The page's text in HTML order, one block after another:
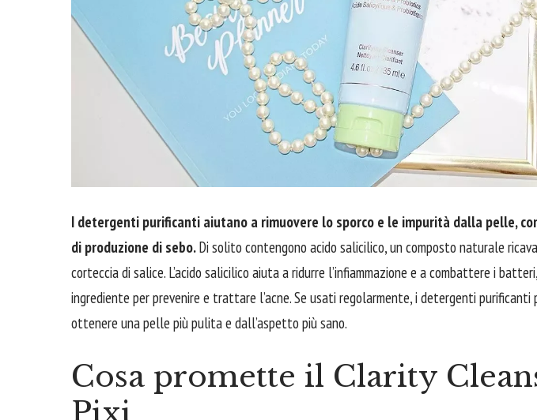
I detergenti purificanti aiutano a rimuovere lo sporco e le impurità dalla pelle,
di produzione di sebo.Di solito contengono acido salicilico, un composto naturale
corteccia di salice. L’acido salicilico aiuta a ridurre l’infiammazione e a combattere i
ingrediente per prevenire e trattare l’acne. Se usati regolarmente, i detergenti purificanti
ottenere una pelle più pulita e dall’aspetto più sano.
Cosa promette il Clarity